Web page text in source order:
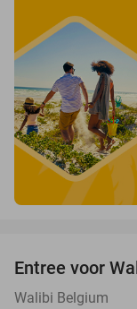
Entree voor
Walibi Belgium